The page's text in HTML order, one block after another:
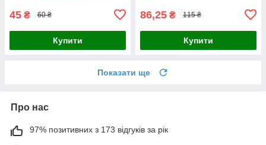
45 ₴ 60 ₴
Купити
86,25 ₴ 115 ₴
Купити
Показати ще
Про нас
97% позитивних з 173 відгуків за рік